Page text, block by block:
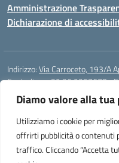
Diamo valore alla tua
Utilizziamo i cookie per
offrirti pubblicità o contenuti
traffico. Cliccando “Accetta
Amministrazione
Dichiarazione di
Indirizzo:Via Carroceto, 193/A
Centralino:+39 06 9257678
Posta elettronica certificata
Codice fiscale: 91001930592
Codice meccanografico: